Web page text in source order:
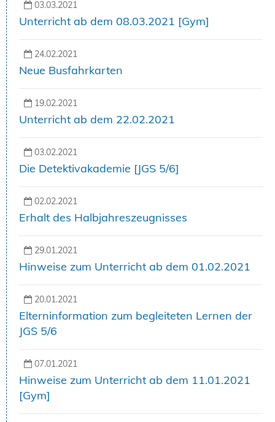
03.03.2021
Unterricht ab dem 08.03.2021 [Gym]
24.02.2021
Neue Busfahrkarten
19.02.2021
Unterricht ab dem 22.02.2021
03.02.2021
Die Detektivakademie [JGS 5/6]
02.02.2021
Erhalt des Halbjahreszeugnisses
29.01.2021
Hinweise zum Unterricht ab dem 01.02.2021
20.01.2021
Elterninformation zum begleiteten Lernen der
JGS 5/6
07.01.2021
Hinweise zum Unterricht ab dem 11.01.2021
[Gym]